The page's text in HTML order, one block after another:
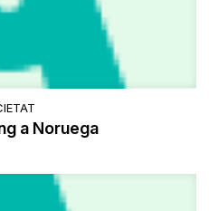
a Noruega